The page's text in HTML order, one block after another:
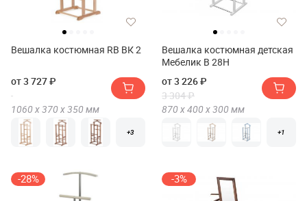
Вешалка костюмная RB ВК 2
от 3 727 ₽
1060 х370 х350 мм
+3
Вешалка костюмная детская
Мебелик В 28Н
от 3 226 ₽
3 304 ₽
870 х400 х300 мм
+1
-28% -3%